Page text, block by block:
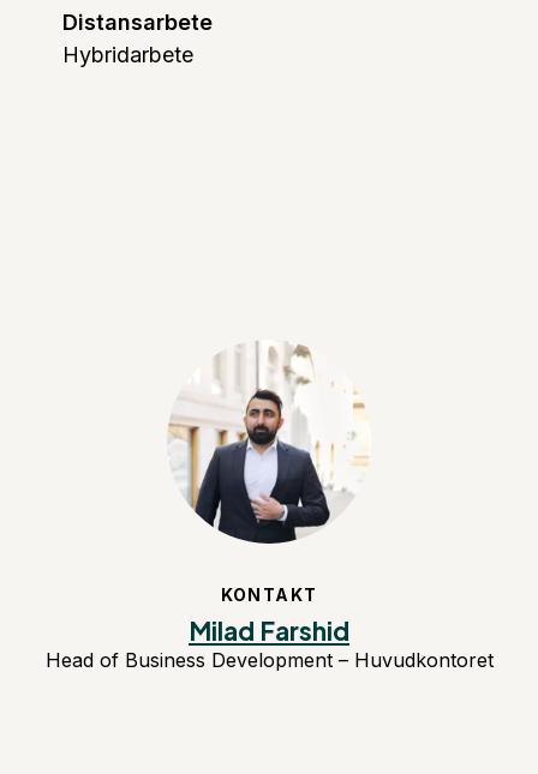
Distansarbete
Hybridarbete
KONTAKT
Milad Farshid
Head of Business Development – Huvudkontoret